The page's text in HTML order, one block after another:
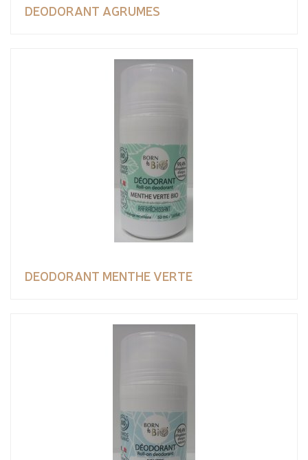
DEODORANT AGRUMES
DEODORANT MENTHE VERTE